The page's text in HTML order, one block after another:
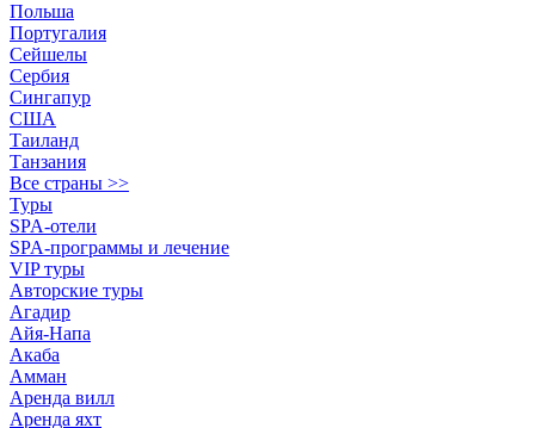
Польша
Португалия
Сейшелы
Сербия
Сингапур
США
Таиланд
Танзания
Все страны >>
Туры
SPA-отели
SPA-программы и лечение
VIP туры
Авторские туры
Агадир
Айя-Напа
Акаба
Амман
Аренда вилл
Аренда яхт